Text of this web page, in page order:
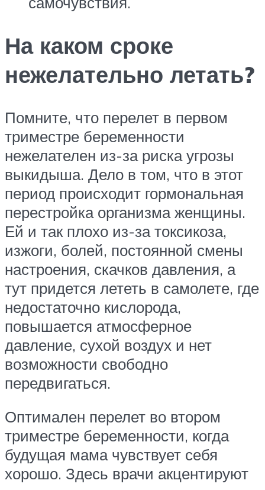
На каком сроке
нежелательно летать?
Помните, что перелет в первом
триместре беременности
нежелателен из-за риска угрозы
выкидыша. Дело в том, что в этот
период происходит гормональная
перестройка организма женщины.
Ей и так плохо из-за токсикоза,
изжоги, болей, постоянной смены
настроения, скачков давления, а
тут придется лететь в самолете, где
недостаточно кислорода,
повышается атмосферное
давление, сухой воздух и нет
возможности свободно
передвигаться.
Оптимален перелет во втором
триместре беременности, когда
будущая мама чувствует себя
хорошо. Здесь врачи акцентируют